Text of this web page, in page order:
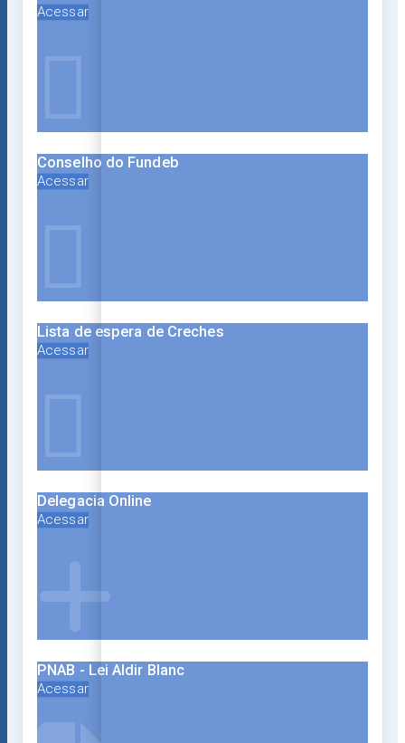
Acessar
Conselho do Fundeb
Acessar
Lista de espera de Creches
Acessar
Delegacia Online
Acessar
PNAB - Lei Aldir Blanc
Acessar